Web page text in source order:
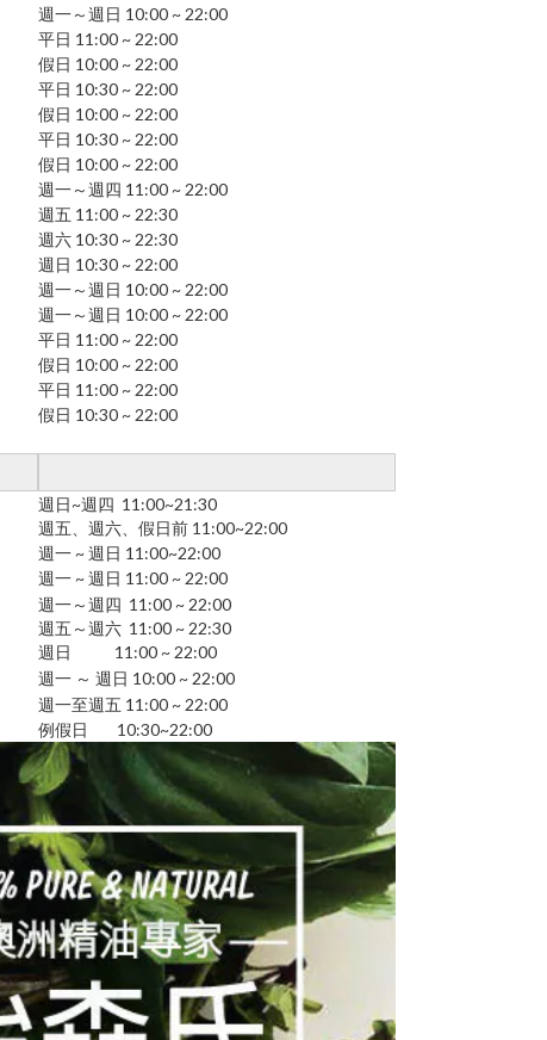
週一～週日 10:00 ~ 22:00
平日 11:00 ~ 22:00
假日 10:00 ~ 22:00
平日 10:30 ~ 22:00
假日 10:00 ~ 22:00
平日 10:30 ~ 22:00
假日 10:00 ~ 22:00
週一～週四 11:00 ~ 22:00
週五 11:00 ~ 22:30
週六 10:30 ~ 22:30
週日 10:30 ~ 22:00
週一～週日 10:00 ~ 22:00
週一～週日 10:00 ~ 22:00
平日 11:00 ~ 22:00
假日 10:00 ~ 22:00
平日 11:00 ~ 22:00
假日 10:30 ~ 22:00
週日~週四 11:00~21:30
週五、週六、假日前 11:00~22:00
週一 ~ 週日 11:00~22:00
週一 ~ 週日 11:00 ~ 22:00
週一～週四 11:00 ~ 22:00
週五～週六 11:00 ~ 22:30
週日 11:00 ~ 22:00
週一 ～ 週日 10:00 ~ 22:00
週一至週五 11:00 ~ 22:00
例假日 10:30~22:00